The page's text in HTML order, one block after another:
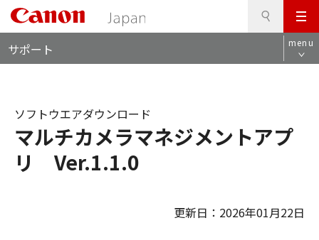
メ
ニ
ュ
サポート menu
マルチカメラマネジメントアプ
リ Ver.1.1.0
ソフトウエアダウンロード
更新日：2026年01月22日